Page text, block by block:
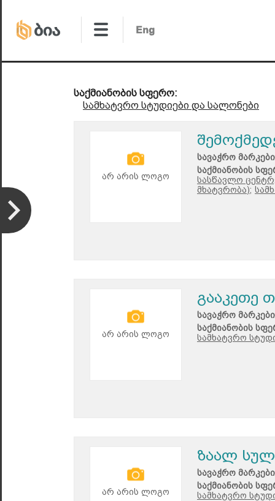
საქმიანობის სფერო:
სამხატვრო სტუდიები და სალონები
არ არის ლოგო
სავაჭრო
საქმიანობის
სასწავლო
მხატვრობა);
არ არის ლოგო
გააკეთე
სავაჭრო
საქმიანობის
სამხატვრო
არ არის ლოგო
ზაალ
სავაჭრო
საქმიანობის
სამხატვრო